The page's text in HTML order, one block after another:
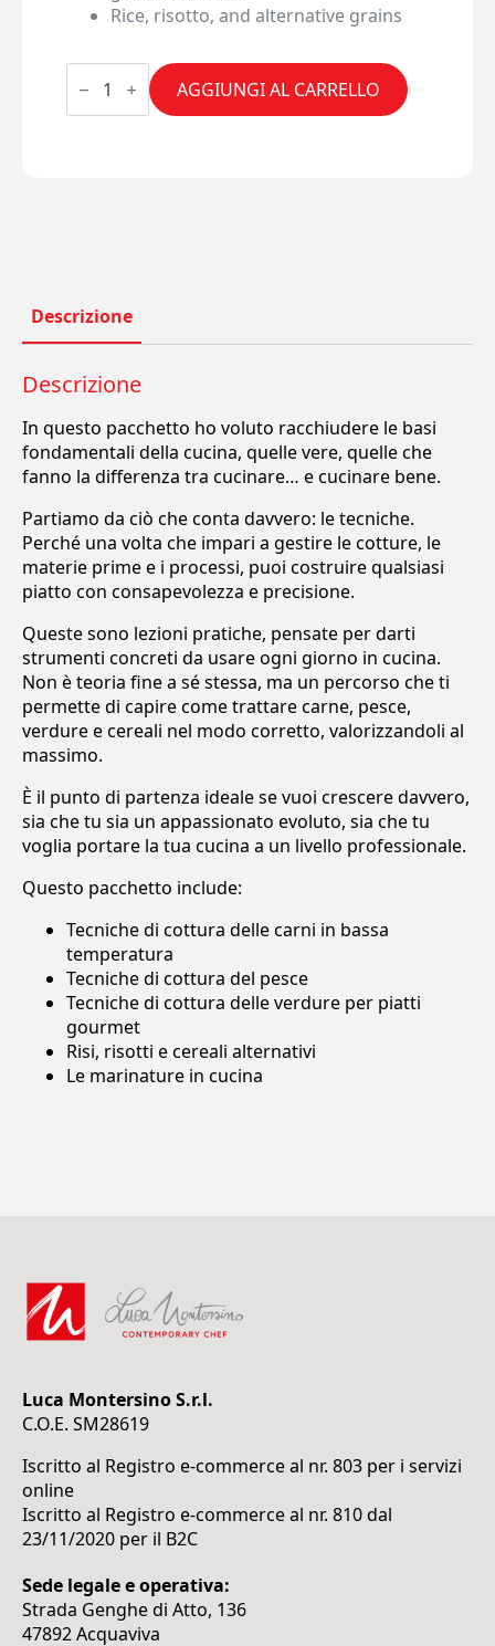
Rice, risotto, and alternative grains
PACCHETTO:
Corsi
di
AGGIUNGI AL CARRELLO
Descrizione
Descrizione
In questo pacchetto ho voluto racchiudere le basi
fondamentali della cucina, quelle vere, quelle che
fanno la differenza tra cucinare… e cucinare bene.
Partiamo da ciò che conta davvero: le tecniche.
Perché una volta che impari a gestire le cotture, le
materie prime e i processi, puoi costruire qualsiasi
piatto con consapevolezza e precisione.
Queste sono lezioni pratiche, pensate per darti
strumenti concreti da usare ogni giorno in cucina.
Non è teoria fine a sé stessa, ma un percorso che ti
permette di capire come trattare carne, pesce,
verdure e cereali nel modo corretto, valorizzandoli al
massimo.
È il punto di partenza ideale se vuoi crescere davvero,
sia che tu sia un appassionato evoluto, sia che tu
voglia portare la tua cucina a un livello professionale.
Questo pacchetto include:
Tecniche di cottura delle carni in bassa
temperatura
Tecniche di cottura del pesce
Tecniche di cottura delle verdure per piatti
gourmet
Risi, risotti e cereali alternativi
Le marinature in cucina
Luca Montersino S.r.l.
C.O.E. SM28619
Iscritto al Registro e-commerce al nr. 803 per i servizi
online
Iscritto al Registro e-commerce al nr. 810 dal
23/11/2020 per il B2C
Sede legale e operativa:
Strada Genghe di Atto, 136
47892 Acquaviva